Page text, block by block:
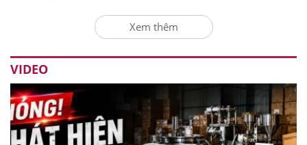
Xem thêm
VIDEO